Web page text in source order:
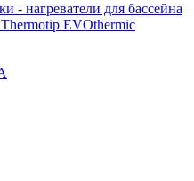
- нагреватели для бассейна
EVOthermic